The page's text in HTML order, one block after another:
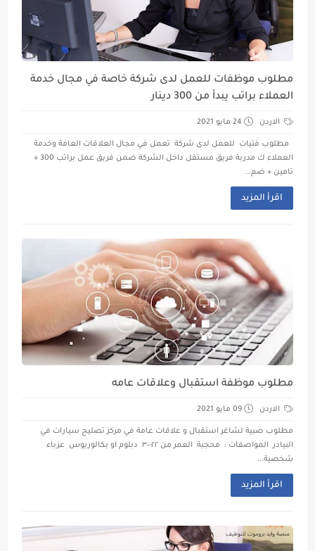
مطلوب موظفات للعمل لدى شركة خاصة في مجال خدمة
العملاء براتب يبدأ من 300 دينار
الاردن 24 مايو 2021
مطلوب فتيات للعمل لدى شركة تعمل في مجال العلاقات العامة وخدمة
العملاء ك مدربة فريق مستقل داخل الشركة ضمن فريق عمل براتب 300 +
تامين + ضم...
اقرأ المزيد
مطلوب موظفة استقبال وعلاقات عامه
الاردن 09 مايو 2021
مطلوب صبية لشاغر استقبال و علاقات عامة في مركز تصليح سيارات في
البيادر المواصفات : محجبة العمر من ٢٢-٣٠ دبلوم او بكالوريوس عزباء
شخصية...
اقرأ المزيد